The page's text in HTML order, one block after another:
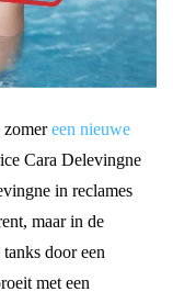
zomereen nieuwe
Cara Delevingne
in reclames
maar in de
door een
met een